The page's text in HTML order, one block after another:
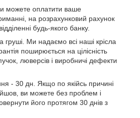
можете оплатити ваше
на розрахунковий рахунок
будь-якого банку.
груші. Ми надаємо всі наші крісла
поширюється на цілісність
люверсів і виробничі дефекти
- 30 дн. Якщо по якійсь причині
ви можете без проблем і
його протягом 30 днів з